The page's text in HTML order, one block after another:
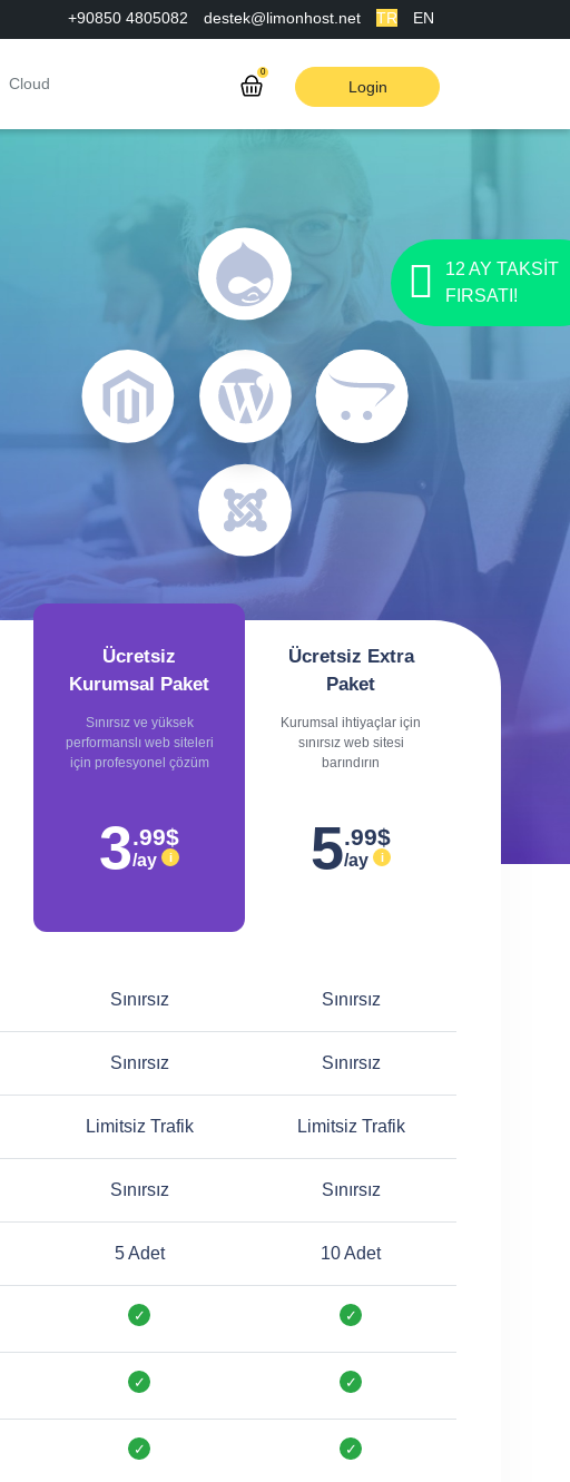
+90850 4805082 destek@limonhost.net TR EN
Cloud
0
Login
12 AY TAKSİT
FIRSATI!
Ücretsiz
Kurumsal Paket
Sınırsız ve yüksek
performanslı web siteleri
için profesyonel çözüm
3.99$
/ay
Ücretsiz Extra
Paket
Kurumsal ihtiyaçlar için
sınırsız web sitesi
barındırın
5.99$
/ay
Sınırsız Sınırsız
Sınırsız Sınırsız
Limitsiz Trafik Limitsiz Trafik
Sınırsız Sınırsız
5 Adet 10 Adet